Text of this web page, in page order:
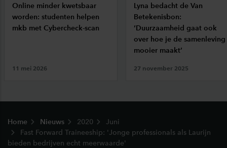
Online minder kwetsbaar
worden: studenten helpen
mkb met Cybercheck-scan
11 mei 2026
Lyna bedacht de Van
Betekenisbon:
‘Duurzaamheid gaat ook
over hoe je de samenleving
mooier maakt’
27 november 2025
Home Nieuws 2020
Juni
Fast Forward Traineeship: 'Jonge professionals als Laurijn
bieden bedrijven echt meerwaarde'